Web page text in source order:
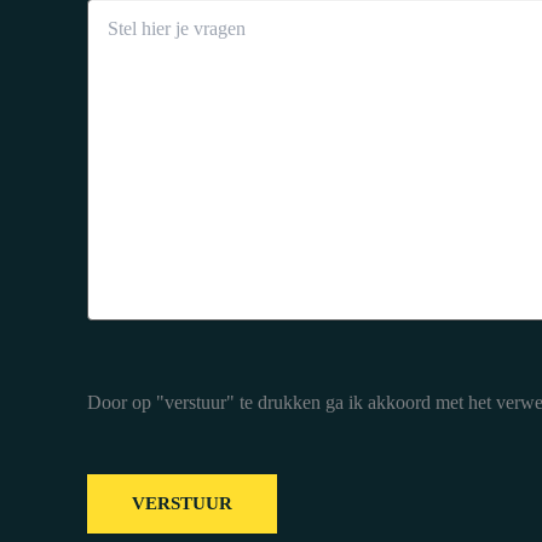
Door op "verstuur" te drukken ga ik akkoord met het